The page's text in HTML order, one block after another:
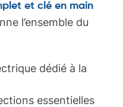
et clé en main
l’ensemble du
dédié à la
essentielles